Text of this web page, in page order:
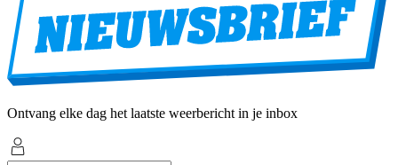
Ontvang elke dag het laatste weerbericht in je inbox